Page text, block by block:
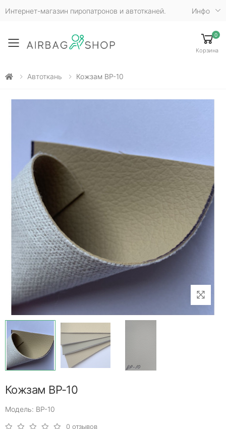
Интернет-магазин пиропатронов и автотканей. Инфо
Toggle mobile menu
0
Корзина
Автоткань Кожзам ВР-10
Кожзам ВР-10
Модель: ВР-10
0 отзывов